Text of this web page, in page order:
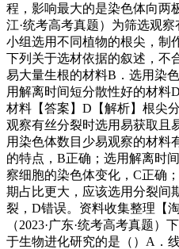
程，影响最大的是染色体向两
江·统考高考真题）为筛选观
小组选用不同植物的根尖，制
下列关于选材依据的叙述，不
易大量生根的材料B．选用染
用解离时间短分散性好的材料
材料【答案】D【解析】根尖
观察有丝分裂时选用易获取且
用染色体数目少易观察的材料
的特点，B正确；选用解离时
察细胞的染色体变化，C正确
期占比更大，应该选用分裂间
裂，D错误。资料收集整理【
（2023·广东·统考高考真题
于生物进化研究的是（）A．